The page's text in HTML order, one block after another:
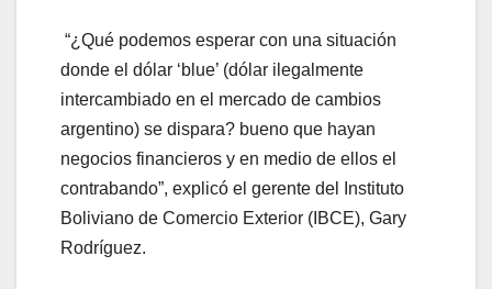
“¿Qué podemos esperar con una situación
donde el dólar ‘blue’ (dólar ilegalmente
intercambiado en el mercado de cambios
argentino) se dispara? bueno que hayan
negocios financieros y en medio de ellos el
contrabando”, explicó el gerente del Instituto
Boliviano de Comercio Exterior (IBCE), Gary
Rodríguez.